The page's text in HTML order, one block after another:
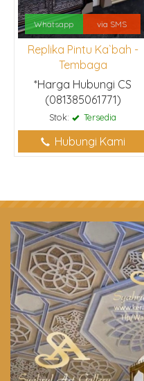
Whatsapp via SMS
Replika Pintu Ka`bah -
Tembaga
*Harga Hubungi CS
(081385061771)
Stok: Tersedia
Hubungi Kami